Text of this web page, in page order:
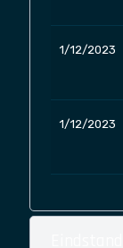
1/12/2023
1/12/2023